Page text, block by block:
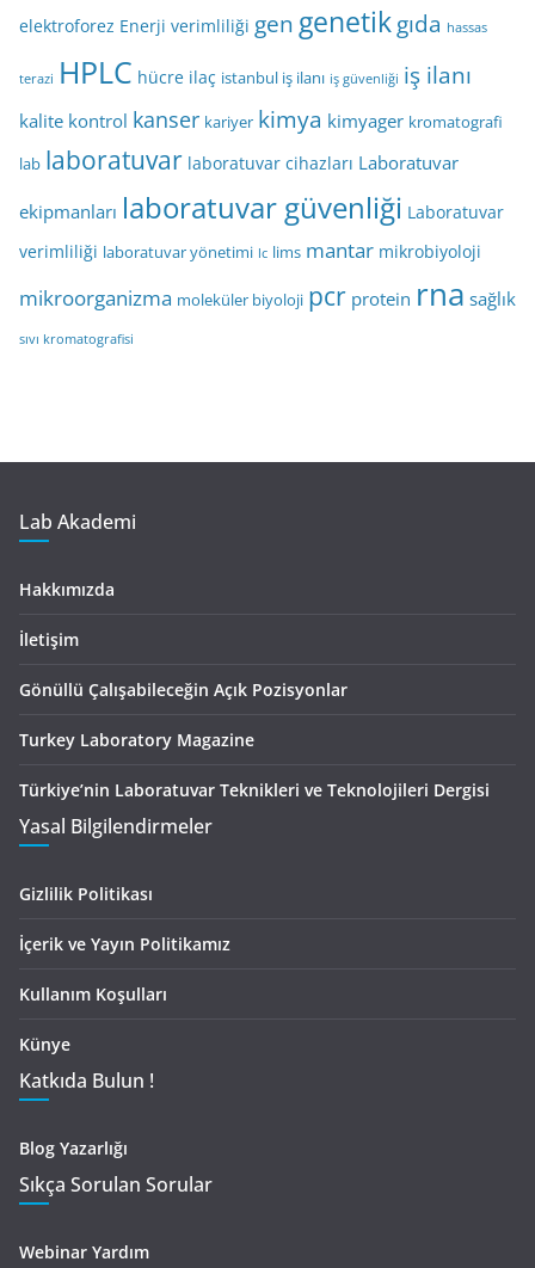
elektroforez Enerji verimliliği gen genetikgıda hassas
terazi HPLC hücre ilaç istanbul iş ilanı iş güvenliği iş ilanı
kalite kontrol kanser kariyer kimya kimyager kromatografi
lab laboratuvar laboratuvar cihazları Laboratuvar
ekipmanları laboratuvar güvenliği Laboratuvar
verimliliği laboratuvar yönetimi lc lims mantar mikrobiyoloji
mikroorganizma moleküler biyoloji pcr protein rna sağlık
sıvı kromatografisi
Lab Akademi
Hakkımızda
İletişim
Gönüllü Çalışabileceğin Açık Pozisyonlar
Turkey Laboratory Magazine
Türkiye’nin Laboratuvar Teknikleri ve Teknolojileri Dergisi
Yasal Bilgilendirmeler
Gizlilik Politikası
İçerik ve Yayın Politikamız
Kullanım Koşulları
Künye
Katkıda Bulun !
Blog Yazarlığı
Sıkça Sorulan Sorular
Webinar Yardım